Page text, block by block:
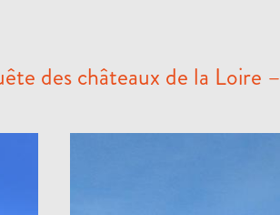
des châteaux de la Loire –